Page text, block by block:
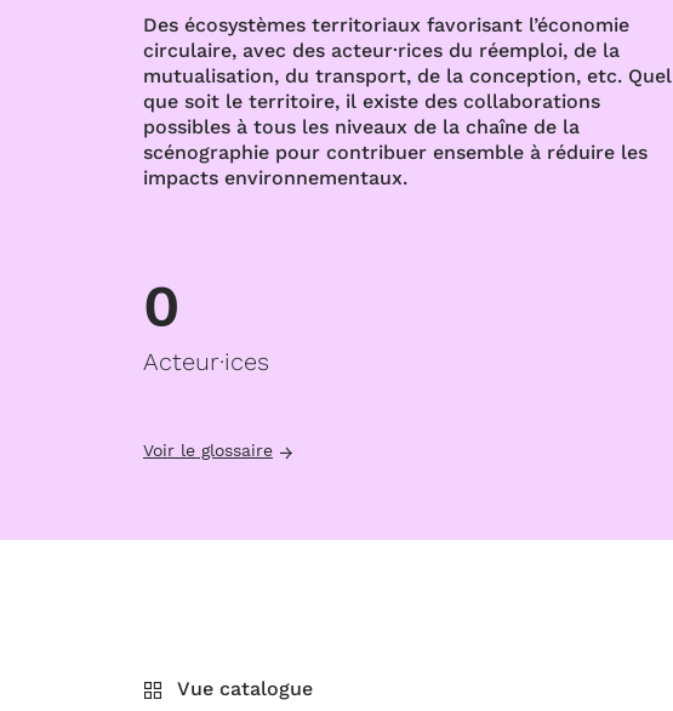
Des écosystèmes territoriaux favorisant l’économie
circulaire, avec des acteur·rices du réemploi, de la
mutualisation, du transport, de la conception, etc. Quel
que soit le territoire, il existe des collaborations
possibles à tous les niveaux de la chaîne de la
scénographie pour contribuer ensemble à réduire les
impacts environnementaux.
0
Acteur·ices
Voir le glossaire
Vue catalogue